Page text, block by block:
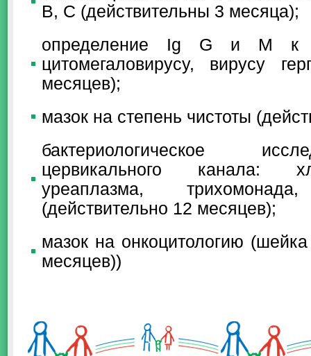
В, С (действительны 3 месяца);
определение Ig G и M к
цитомегаловирусу, вирусу
месяцев);
мазок на степень чистоты
бактериологическое
цервикального канала:
уреаплазма,
(действительно 12 месяцев);
мазок на онкоцитологию
месяцев))